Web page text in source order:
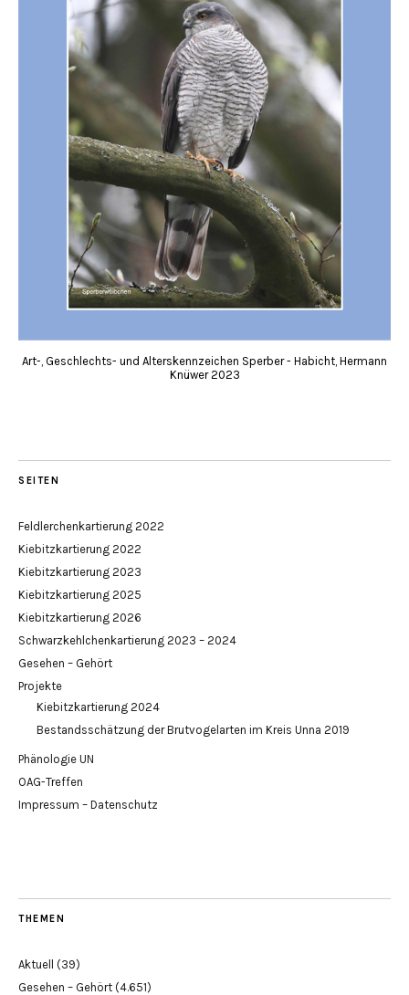
Art-, Geschlechts- und Alterskennzeichen Sperber - Habicht, Hermann
Knüwer 2023
SEITEN
Feldlerchenkartierung 2022
Kiebitzkartierung 2022
Kiebitzkartierung 2023
Kiebitzkartierung 2025
Kiebitzkartierung 2026
Schwarzkehlchenkartierung 2023 – 2024
Gesehen – Gehört
Projekte
Kiebitzkartierung 2024
Bestandsschätzung der Brutvogelarten im Kreis Unna 2019
Phänologie UN
OAG-Treffen
Impressum – Datenschutz
THEMEN
Aktuell (39)
Gesehen – Gehört (4.651)